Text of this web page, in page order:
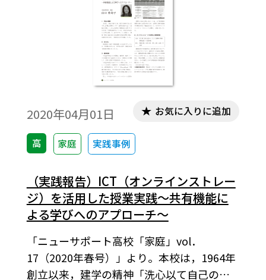
2020年04月01日
高 家庭 実践事例
お気に入りに追加
（実践報告）ICT（オンラインストレー
ジ）を活用した授業実践～共有機能に
よる学びへのアプローチ～
「ニューサポート高校「家庭」vol．
17（2020年春号）」より。本校は，1964年
創立以来，建学の精神「洗心以て自己の確